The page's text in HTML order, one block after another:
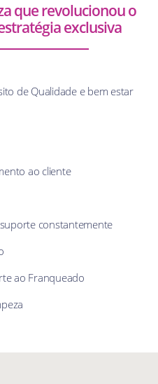
que revolucionou o
exclusiva
de Qualidade e bem estar
ao cliente
constantemente
ao Franqueado